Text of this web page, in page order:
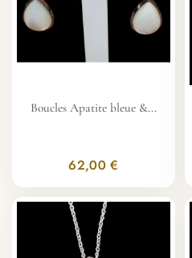
Boucles Apatite bleue &...
62,00 €